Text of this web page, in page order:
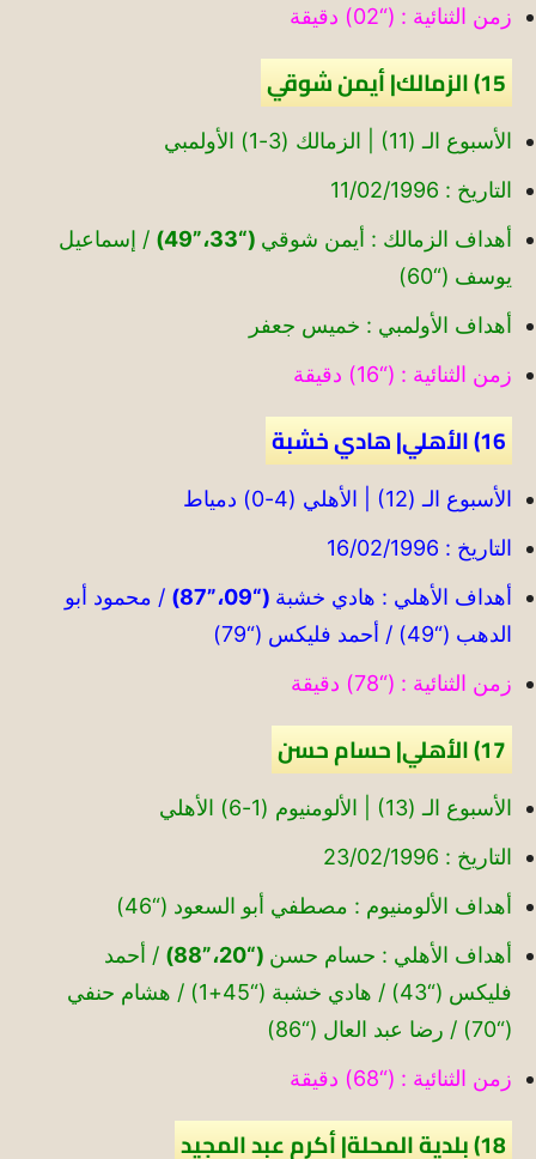
زمن الثنائية : (“02) دقيقة
15) الزمالك| أيمن شوقي
الأسبوع الـ (11) | الزمالك (3-1) الأولمبي
التاريخ : 11/02/1996
أهداف الزمالك : أيمن شوقي (“33،”49)
/ إسماعيل
يوسف (“60)
أهداف الأولمبي : خميس جعفر
زمن الثنائية : (“16) دقيقة
16) الأهلي| هادي خشبة
الأسبوع الـ (12) | الأهلي (4-0) دمياط
التاريخ : 16/02/1996
أهداف الأهلي : هادي خشبة (“09،”87)
/ محمود أبو
الدهب (“49) / أحمد فليكس (“79)
زمن الثنائية : (“78) دقيقة
17) الأهلي| حسام حسن
الأسبوع الـ (13) | الألومنيوم (1-6) الأهلي
التاريخ : 23/02/1996
أهداف الألومنيوم : مصطفي أبو السعود (“46)
أهداف الأهلي : حسام حسن (“20،”88)
/ أحمد
فليكس (“43) / هادي خشبة (“45+1) / هشام حنفي
(“70) / رضا عبد العال (“86)
زمن الثنائية : (“68) دقيقة
18) بلدية المحلة| أكرم عبد المجيد